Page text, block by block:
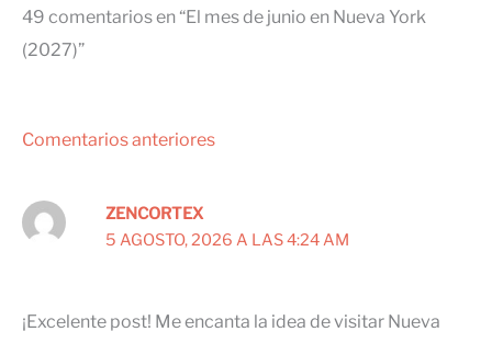
49 comentarios en “El mes de junio en Nueva York
(2027)”
Comentarios
Comentarios anteriores
ZENCORTEX
5 AGOSTO, 2026 A LAS 4:24 AM
¡Excelente post! Me encanta la idea de visitar Nueva